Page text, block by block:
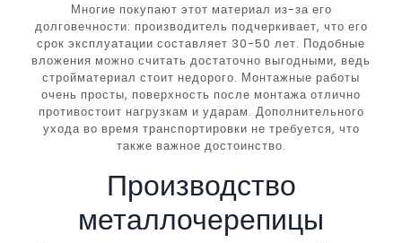
Многие покупают этот материал из-за его
долговечности: производитель подчеркивает, что его
срок эксплуатации составляет 30-50 лет. Подобные
вложения можно считать достаточно выгодными, ведь
стройматериал стоит недорого. Монтажные работы
очень просты, поверхность после монтажа отлично
противостоит нагрузкам и ударам. Дополнительного
ухода во время транспортировки не требуется, что
также важное достоинство.
Производство
металлочерепицы